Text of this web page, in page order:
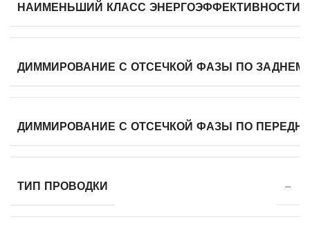
НАИМЕНЬШИЙ КЛАСС ЭНЕРГОЭФФЕКТИВНОСТИ
ДИММИРОВАНИЕ С ОТСЕЧКОЙ ФАЗЫ ПО
ДИММИРОВАНИЕ С ОТСЕЧКОЙ ФАЗЫ ПО
ТИП ПРОВОДКИ –